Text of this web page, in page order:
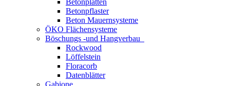
Betonplatten
Betonpflaster
Beton Mauernsysteme
ÖKO Flächensysteme
Böschungs -und Hangverbau
Rockwood
Löffelstein
Floracorb
Datenblätter
Gabione